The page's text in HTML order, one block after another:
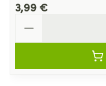
3,99 €